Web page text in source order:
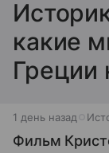
какие
Греции
1 день назад
Фильм